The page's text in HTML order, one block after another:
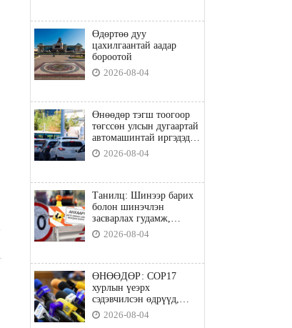
Өдөртөө дуу
цахилгаантай аадар
бороотой
2026-08-04
Өнөөдөр тэгш тоогоор
төгссөн улсын дугаартай
автомашинтай иргэдэд
шатахуун олгоно
2026-08-04
Танилц: Шинээр барих
болон шинэчлэн
засварлах гудамж,
замууд
2026-08-04
ӨНӨӨДӨР: COP17
хурлын үеэрх
сэдэвчилсэн өдрүүд,
үзвэр үйлчилгээний
талаар мэдээлнэ
2026-08-04